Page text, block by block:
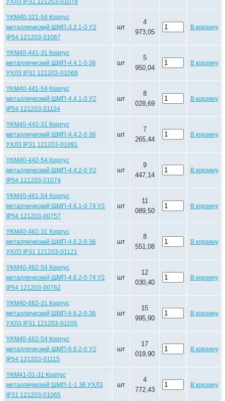
УХЛ3 IP31 121203-01079
YKM40-321-54 Корпус
металлический ЩМП-3.2.1-0 У2
IP54 121203-01067
шт
4
973,05
В корзину
YKM40-441-31 Корпус
металлический ЩМП-4.4.1-0 36
УХЛ3 IP31 121203-01069
шт
5
950,04
В корзину
YKM40-441-54 Корпус
металлический ЩМП-4.4.1-0 У2
IP54 121203-01104
шт
8
028,69
В корзину
YKM40-442-31 Корпус
металлический ЩМП-4.4.2-0 36
УХЛ3 IP31 121203-01091
шт
7
265,44
В корзину
YKM40-442-54 Корпус
металлический ЩМП-4.4.2-0 У2
IP54 121203-01074
шт
9
447,14
В корзину
YKM40-461-54 Корпус
металлический ЩМП-4.6.1-0 74 У2
IP54 121203-00757
шт
11
089,50
В корзину
YKM40-462-31 Корпус
металлический ЩМП-4.6.2-0 36
УХЛ3 IP31 121203-01121
шт
8
551,08
В корзину
YKM40-462-54 Корпус
металлический ЩМП-4.6.2-0 74 У2
IP54 121203-00762
шт
12
030,40
В корзину
YKM40-662-31 Корпус
металлический ЩМП-6.6.2-0 36
УХЛ3 IP31 121203-01105
шт
15
995,90
В корзину
YKM40-662-54 Корпус
металлический ЩМП-6.6.2-0 У2
IP54 121203-01115
шт
17
019,90
В корзину
YKM41-01-31 Корпус
металлический ЩМП-1-1 36 УХЛ3
IP31 121203-01065
шт
4
772,43
В корзину